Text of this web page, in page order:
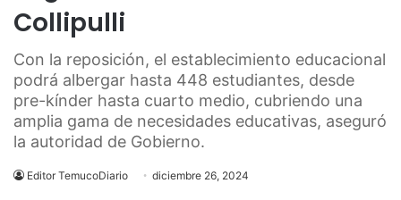
Collipulli
Con la reposición, el establecimiento educacional
podrá albergar hasta 448 estudiantes, desde
pre-kínder hasta cuarto medio, cubriendo una
amplia gama de necesidades educativas, aseguró
la autoridad de Gobierno.
Editor TemucoDiario diciembre 26, 2024